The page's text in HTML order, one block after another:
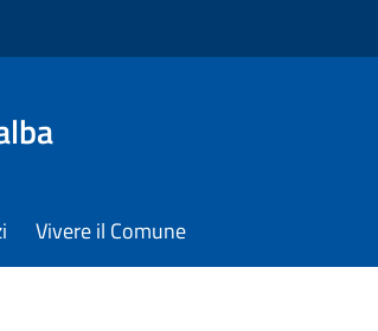
Vivere il Comune